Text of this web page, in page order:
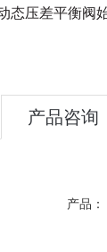
态压差平衡阀
产品咨询
产品：